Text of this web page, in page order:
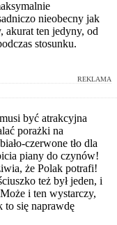
nieobecny jak
akurat ten jedyny, od
stosunku.
REKLAMA
być atrakcyjna
porażki na
czerwone tło dla
piany do czynów!
że Polak potrafi!
też był jeden, i
i ten wystarczy,
to się naprawdę